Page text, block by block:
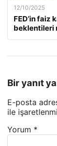
12/10/2025
FED’in faiz
beklentileri
Bir yanıt
E-posta
ile
Yorum *